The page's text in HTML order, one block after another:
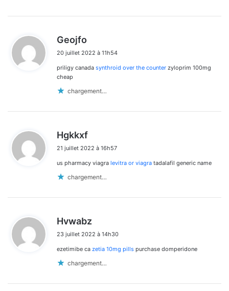
Geojfo
t
20 juillet 2022 à 11h54
priligy canada synthroid over the counter zyloprim 100mg
cheap
chargement…
Hgkkxf
t
21 juillet 2022 à 16h57
us pharmacy viagra levitra or viagra tadalafil generic name
chargement…
Hvwabz
t
23 juillet 2022 à 14h30
ezetimibe ca zetia 10mg pills purchase domperidone
chargement…